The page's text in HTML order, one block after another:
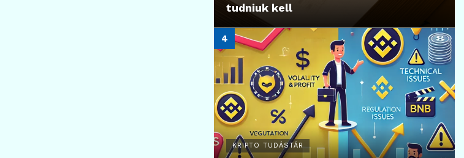
tudniuk kell
KRIPTO TUDÁSTÁR